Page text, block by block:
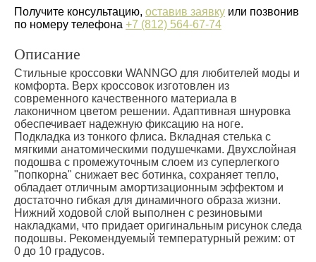
Получите консультацию, оставив заявку или позвонив
по номеру телефона +7 (812) 564-67-74
Описание
Стильные кроссовки WANNGO для любителей моды и
комфорта. Верх кроссовок изготовлен из
современного качественного материала в
лаконичном цветом решении. Адаптивная шнуровка
обеспечивает надежную фиксацию на ноге.
Подкладка из тонкого флиса. Вкладная стелька с
мягкими анатомическими подушечками. Двухслойная
подошва с промежуточным слоем из суперлегкого
"попкорна" снижает вес ботинка, сохраняет тепло,
обладает отличным амортизационным эффектом и
достаточно гибкая для динамичного образа жизни.
Нижний ходовой слой выполнен с резиновыми
накладками, что придает оригинальным рисунок следа
подошвы. Рекомендуемый температурный режим: от
0 до 10 градусов.